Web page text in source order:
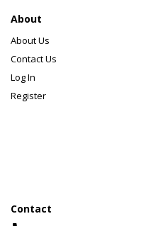
About
About Us
Contact Us
Log In
Register
Contact